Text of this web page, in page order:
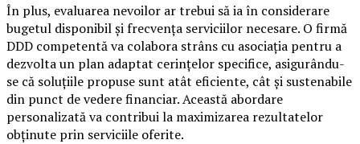
În plus, evaluarea nevoilor ar trebui să ia în considerare
bugetul disponibil și frecvența serviciilor necesare. O firmă
DDD competentă va colabora strâns cu asociația pentru a
dezvolta un plan adaptat cerințelor specifice, asigurându-
se că soluțiile propuse sunt atât eficiente, cât și sustenabile
din punct de vedere financiar. Această abordare
personalizată va contribui la maximizarea rezultatelor
obținute prin serviciile oferite.